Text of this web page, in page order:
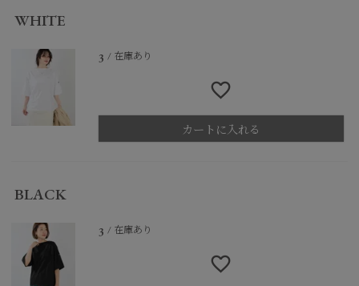
WHITE
3 在庫あり
カートに入れる
BLACK
3 在庫あり